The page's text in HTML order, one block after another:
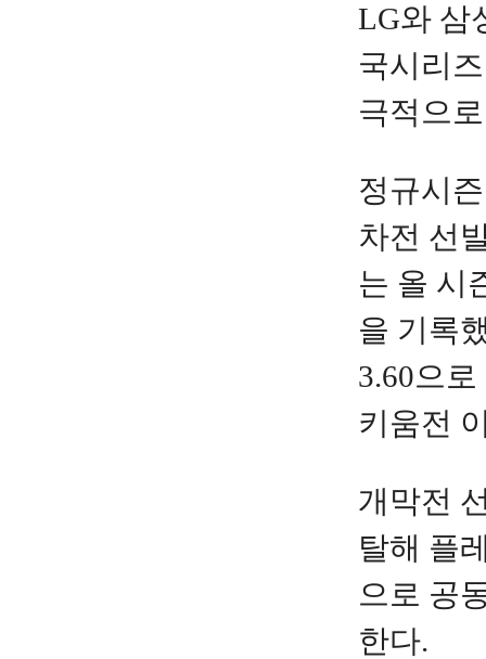
LG와 삼
국시리
극적으
정규시
차전 선
는 올 시
을 기록
3.60으
키움전
개막전
탈해 플
으로 공
한다.